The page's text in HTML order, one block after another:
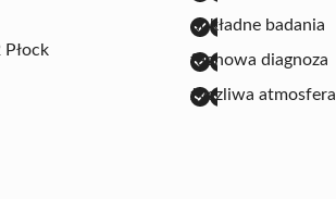
dokładne badania
fachowa diagnoza
życzliwa atmosfera